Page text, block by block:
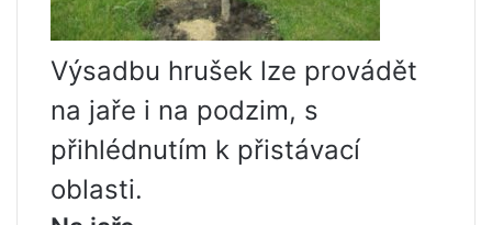
Výsadbu hrušek lze provádět
na jaře i na podzim, s
přihlédnutím k přistávací
oblasti.